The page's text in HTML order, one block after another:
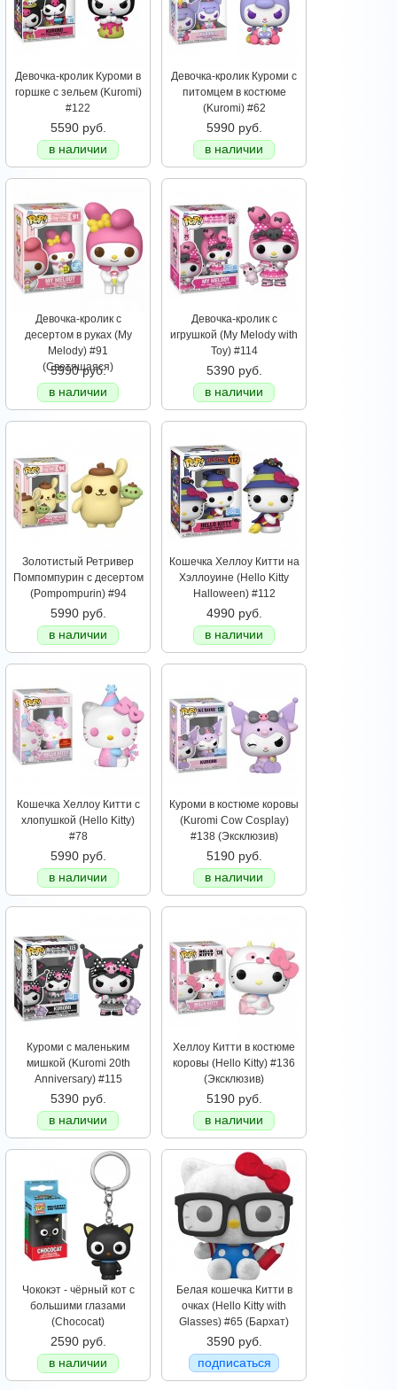
Девочка-кролик Куроми в
горшке с зельем (Kuromi)
#122
5590 руб.
в наличии
Девочка-кролик Куроми с
питомцем в костюме
(Kuromi) #62
5990 руб.
в наличии
Девочка-кролик с
десертом в руках (My
Melody) #91
(Светящаяся)
5990 руб.
в наличии
Девочка-кролик с
игрушкой (My Melody with
Toy) #114
5390 руб.
в наличии
Золотистый Ретривер
Помпомпурин с десертом
(Pompompurin) #94
5990 руб.
в наличии
Кошечка Хеллоу Китти на
Хэллоуине (Hello Kitty
Halloween) #112
4990 руб.
в наличии
Кошечка Хеллоу Китти с
хлопушкой (Hello Kitty)
#78
5990 руб.
в наличии
Куроми в костюме коровы
(Kuromi Cow Cosplay)
#138 (Эксклюзив)
5190 руб.
в наличии
Куроми с маленьким
мишкой (Kuromi 20th
Anniversary) #115
5390 руб.
в наличии
Хеллоу Китти в костюме
коровы (Hello Kitty) #136
(Эксклюзив)
5190 руб.
в наличии
Чококэт - чёрный кот с
большими глазами
(Chococat)
2590 руб.
в наличии
Белая кошечка Китти в
очках (Hello Kitty with
Glasses) #65 (Бархат)
3590 руб.
подписаться